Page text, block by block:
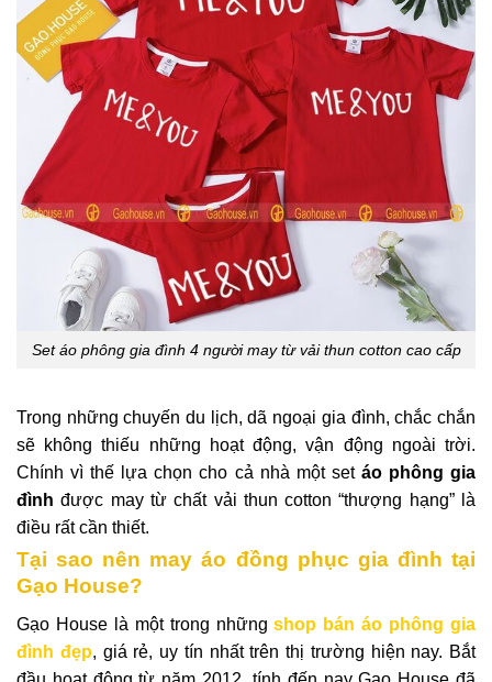
Set áo phông gia đình 4 người may từ vải thun cotton cao cấp
Trong những chuyến du lịch, dã ngoại gia đình, chắc chắn
sẽ không thiếu những hoạt động, vận động ngoài trời.
Chính vì thế lựa chọn cho cả nhà một set áo phông gia
đình được may từ chất vải thun cotton “thượng hạng” là
điều rất cần thiết.
Tại sao nên may áo đồng phục gia đình tại
Gạo House?
Gạo House là một trong nhữngshop bán áo phông gia
đình đẹp, giá rẻ, uy tín nhất trên thị trường hiện nay. Bắt